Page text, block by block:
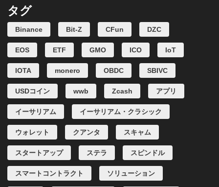
タグ
Binance Bit-Z CFun DZC
EOS ETF GMO ICO IoT
IOTA monero OBDC SBIVC
USDコイン wwb Zcash アプリ
イーサリアム イーサリアム・クラシック
ウォレット クアンタ スキャム
スタートアップ ステラ スピンドル
スマートコントラクト ソリューション